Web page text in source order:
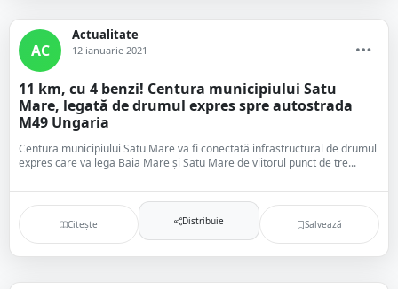
AC
Actualitate
12 ianuarie 2021
11 km, cu 4 benzi! Centura municipiului Satu
Mare, legată de drumul expres spre autostrada
M49 Ungaria
Centura municipiului Satu Mare va fi conectată infrastructural de drumul
expres care va lega Baia Mare și Satu Mare de viitorul punct de tre...
Citește Distribuie Salvează